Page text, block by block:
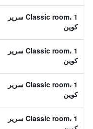
Classic room، 1 سرير
كوين
Classic room، 1 سرير
كوين
Classic room، 1 سرير
كوين
Classic room، 1 سرير